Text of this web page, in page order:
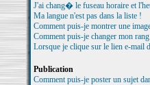
J'ai chang� le fuseau horaire et
Ma langue n'est pas dans la liste !
Comment puis-je montrer une
Comment puis-je changer mon rang
Lorsque je clique sur le lien e-mail
Publication
Comment puis-je poster un sujet